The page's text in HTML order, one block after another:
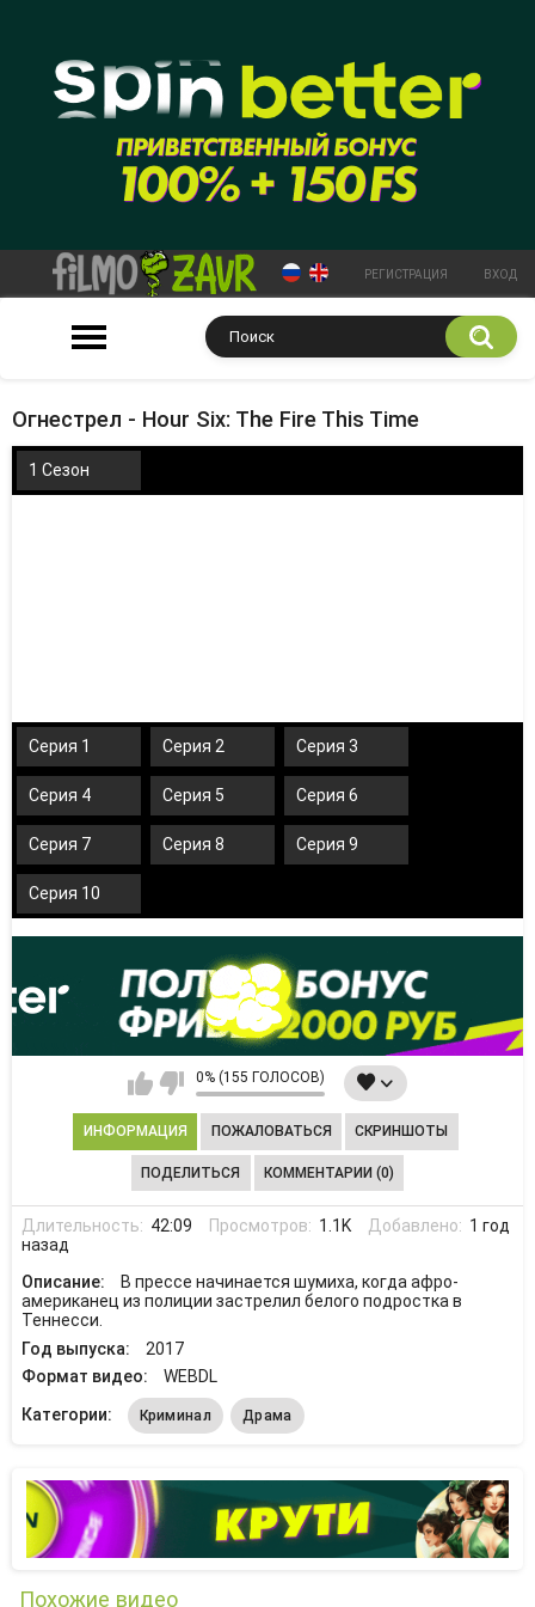
РЕГИСТРАЦИЯ ВХОД
Огнестрел - Hour Six: The Fire This Time
1 Сезон
Серия 1 Серия 2 Серия 3
Серия 4 Серия 5 Серия 6
Серия 7 Серия 8 Серия 9
Серия 10
0% (155 ГОЛОСОВ)
ИНФОРМАЦИЯ ПОЖАЛОВАТЬСЯ СКРИНШОТЫ
ПОДЕЛИТЬСЯ КОММЕНТАРИИ (0)
Длительность: 42:09 Просмотров: 1.1K Добавлено: 1 год
назад
Описание:
В прессе начинается шумиха, когда афро-
американец из полиции застрелил белого подростка в
Теннесси.
Год выпуска:
2017
Формат видео:
WEBDL
Категории:
Криминал Драма
Похожие видео